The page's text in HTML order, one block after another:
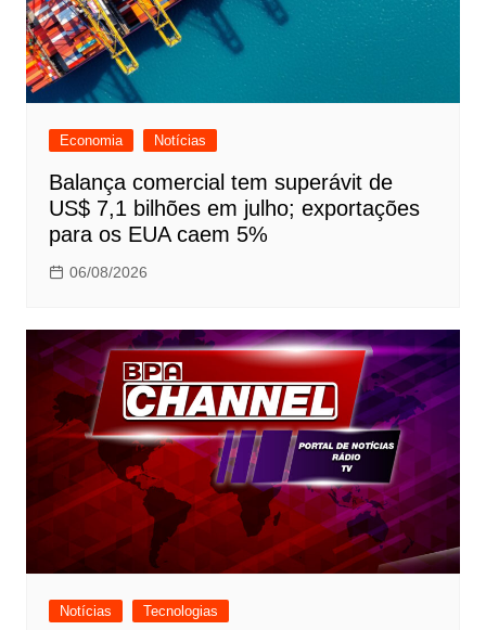
Economia Notícias
Balança comercial tem superávit de
US$ 7,1 bilhões em julho; exportações
para os EUA caem 5%
06/08/2026
Notícias Tecnologias